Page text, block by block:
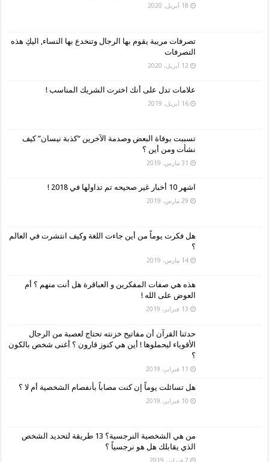
18 أبريل، 2020
تصرفات مريبة يقوم بها الرجال وتنخدع بها النساء, اليكِ هذه
التصرفات
12 أبريل، 2020
علامات تدل على أنك اخترت الشريك المناسب !
16 أبريل، 2019
تسببت بوفاة البعض وصدمة الآخرين “كذبة نيسان” كيف
نشأت ومن أين ؟
31 مارس، 2019
اشهر 10 أخبار غير صحيحه تم تداولها في 2018 !
29 مارس، 2019
هل فكرت يوماً من أين جاءت اللغة وكيف انتشرت في العالم
؟
14 مارس، 2019
هذه هي صفات المفكرين و العباقرة هل أنت منهم ؟ أم
العوض على الله !
13 فبراير، 2019
حدثنا القرآن أن مفاتيح خزنته تحتاج لعصبة من الرجال
الأقوياء ليحملوها ! أين هي كنوز قارون ؟ أغنى شخص بالكون
؟
11 فبراير، 2019
هل تسائلت يوماً إن كنت مصاباً بأنفصام الشخصية أم لا ؟
10 فبراير، 2019
من هي الشخصية النرجسية؟ 13 طريقة لتحديد الشخص
الذي يقابلك هل هو نرجسياً ؟
7 فبراير، 2019